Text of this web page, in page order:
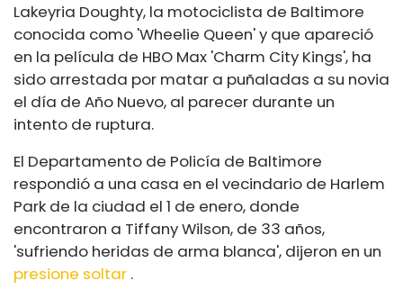
Lakeyria Doughty, la motociclista de Baltimore
conocida como 'Wheelie Queen' y que apareció
en la película de HBO Max 'Charm City Kings', ha
sido arrestada por matar a puñaladas a su novia
el día de Año Nuevo, al parecer durante un
intento de ruptura.
El Departamento de Policía de Baltimore
respondió a una casa en el vecindario de Harlem
Park de la ciudad el 1 de enero, donde
encontraron a Tiffany Wilson, de 33 años,
'sufriendo heridas de arma blanca', dijeron en un
presione soltar .